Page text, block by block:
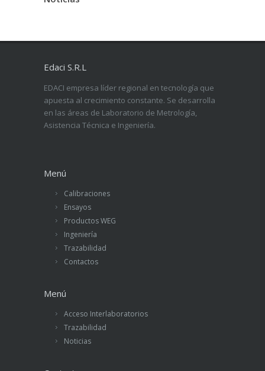
Edaci S.R.L
EDACI empresa líder regional en tecnología que
apuesta al crecimiento constante. Se desarrolla
en las áreas de Laboratorio de Metrología,
Asistencia Técnica e Ingeniería.
Menú
Calibraciones
Ensayos
Productos WEG
Ingeniería
Trazabilidad
Contactos
Menú
Acceso Interlaboratorios
Trazabilidad
Noticias